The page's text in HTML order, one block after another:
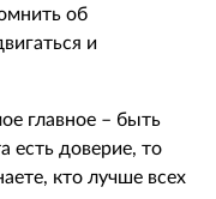
об
и
главное – быть
есть доверие, то
кто лучше всех